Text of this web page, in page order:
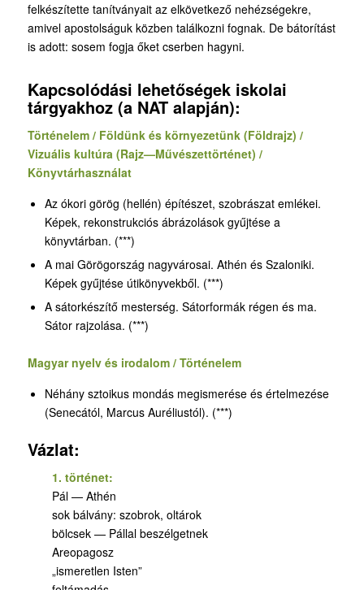
felkészítette tanítványait az elkövetkező nehézségekre,
amivel apostolságuk közben találkozni fognak. De bátorítást
is adott: sosem fogja őket cserben hagyni.
Kapcsolódási lehetőségek iskolai
tárgyakhoz (a NAT alapján):
Történelem / Földünk és környezetünk (Földrajz) /
Vizuális kultúra (Rajz—Művészettörténet) /
Könyvtárhasználat
Az ókori görög (hellén) építészet, szobrászat emlékei.
Képek, rekonstrukciós ábrázolások gyűjtése a
könyvtárban. (***)
A mai Görögország nagyvárosai. Athén és Szaloniki.
Képek gyűjtése útikönyvekből. (***)
A sátorkészítő mesterség. Sátorformák régen és ma.
Sátor rajzolása. (***)
Magyar nyelv és irodalom / Történelem
Néhány sztoikus mondás megismerése és értelmezése
(Senecától, Marcus Auréliustól). (***)
Vázlat:
1. történet:
Pál — Athén
sok bálvány: szobrok, oltárok
bölcsek — Pállal beszélgetnek
Areopagosz
„ismeretlen Isten”